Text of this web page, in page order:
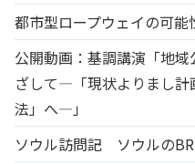
都市型ロープウェイの可能
公開動画：基調講演「地
ざして―「現状よりまし計
法」へ―」
ソウル訪問記 ソウルの